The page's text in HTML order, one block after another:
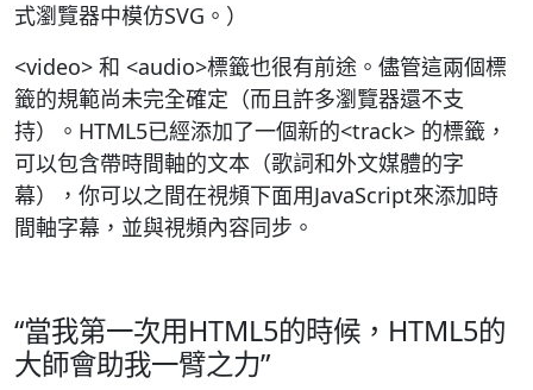
式瀏覽器中模仿SVG。）
<video> 和 <audio>標籤也很有前途。儘管這兩個標
籤的規範尚未完全確定（而且許多瀏覽器還不支
持）。HTML5已經添加了一個新的<track> 的標籤，
可以包含帶時間軸的文本（歌詞和外文媒體的字
幕），你可以之間在視頻下面用JavaScript來添加時
間軸字幕，並與視頻內容同步。
“當我第一次用HTML5的時候，HTML5的
大師會助我一臂之力”